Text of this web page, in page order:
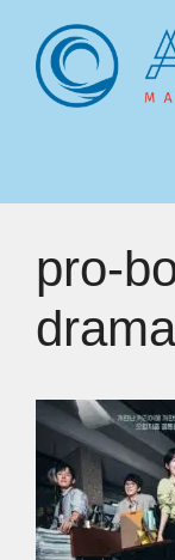
contenu
pro-